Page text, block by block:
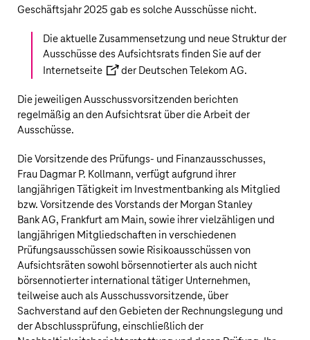
Geschäftsjahr 2025 gab es solche Ausschüsse nicht.
Die aktuelle Zusammensetzung und neue Struktur der
Ausschüsse des Aufsichtsrats finden Sie auf der
Internetseite
der Deutschen Telekom AG.
Die jeweiligen Ausschussvorsitzenden berichten
regelmäßig an den Aufsichtsrat über die Arbeit der
Ausschüsse.
Die Vorsitzende des Prüfungs- und Finanzausschusses,
Frau Dagmar P. Kollmann, verfügt aufgrund ihrer
langjährigen Tätigkeit im Investmentbanking als Mitglied
bzw. Vorsitzende des Vorstands der Morgan Stanley
Bank AG, Frankfurt am Main, sowie ihrer vielzähligen und
langjährigen Mitgliedschaften in verschiedenen
Prüfungsausschüssen sowie Risikoausschüssen von
Aufsichtsräten sowohl börsennotierter als auch nicht
börsennotierter international tätiger Unternehmen,
teilweise auch als Ausschussvorsitzende, über
Sachverstand auf den Gebieten der Rechnungslegung und
der Abschlussprüfung, einschließlich der